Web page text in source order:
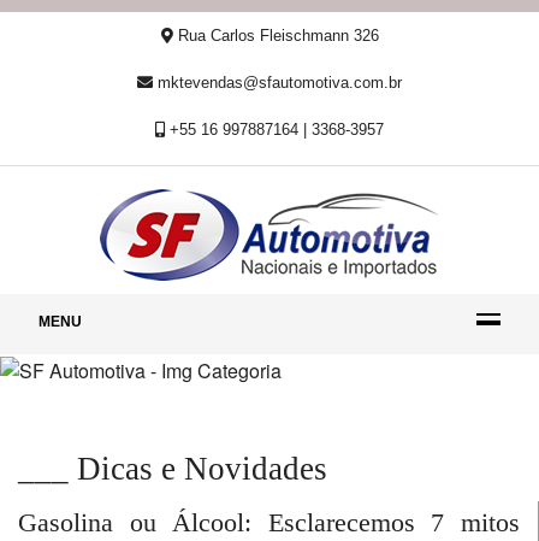
Rua Carlos Fleischmann 326
mktevendas@sfautomotiva.com.br
+55 16 997887164 | 3368-3957
MENU
___ Dicas e Novidades
Gasolina ou Álcool: Esclarecemos 7 mitos